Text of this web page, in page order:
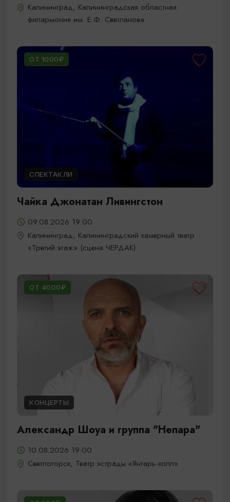
Калининград, Калининградская областная
филармония им. Е.Ф. Светланова
ОТ 1000₽
СПЕКТАКЛИ
Чайка Джонатан Ливингстон
09.08.2026 19:00
Калининград, Калининградский камерный театр
«Третий этаж» (сцена ЧЕРДАК)
ОТ 4000₽
КОНЦЕРТЫ
Александр Шоуа и группа "Непара"
10.08.2026 19:00
Светлогорск, Театр эстрады «Янтарь-холл»